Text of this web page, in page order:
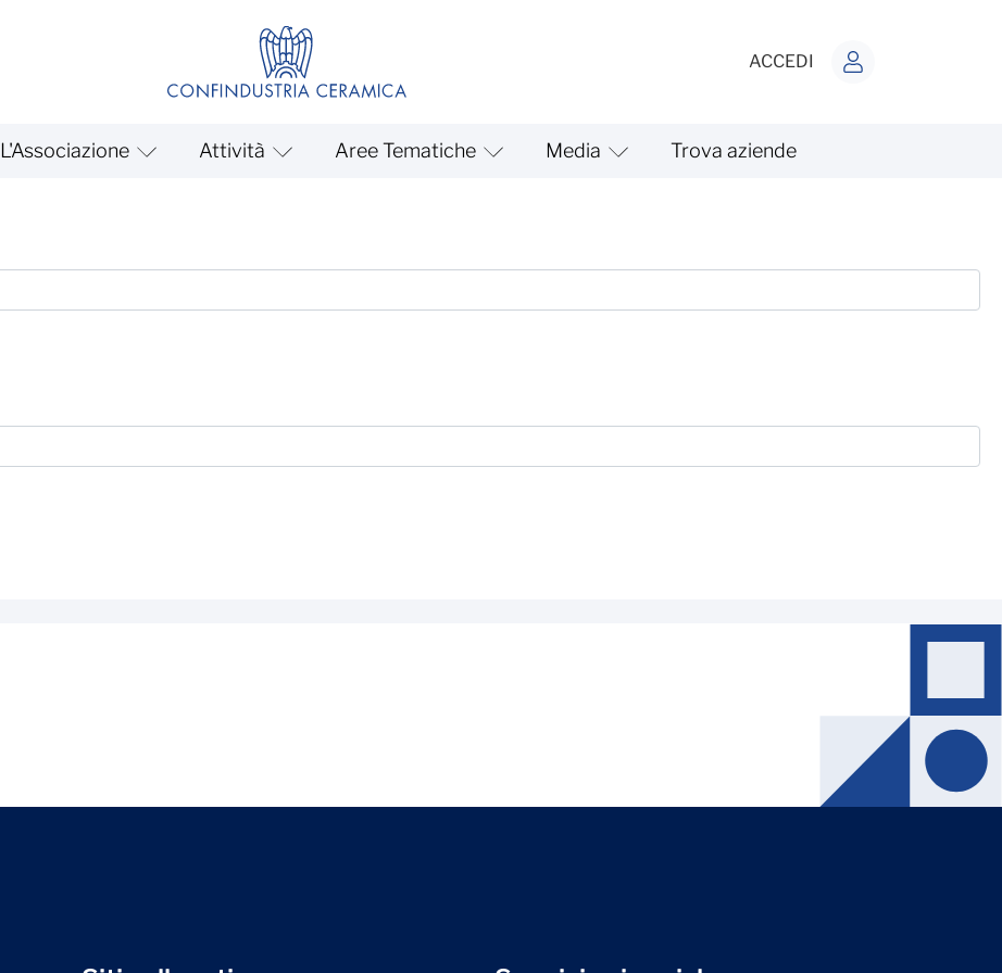
ACCEDI
L'Associazione Attività Aree Tematiche Media Trova aziende